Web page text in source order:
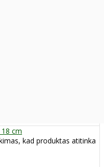
cm
kad produktas atitinka